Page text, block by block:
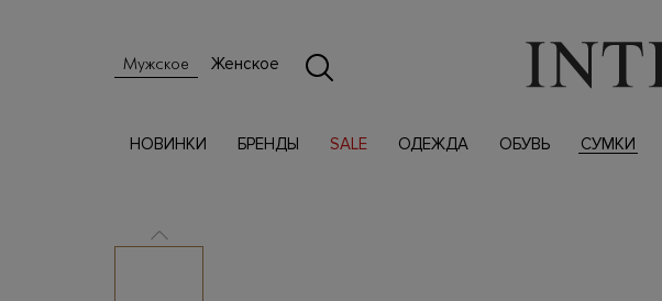
Мужское Женское
НОВИНКИ БРЕНДЫ SALE ОДЕЖДА ОБУВЬ СУМКИ